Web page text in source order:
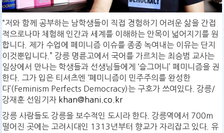
“저와 함께 공부하는 남학생들이 직접 경험하기 어려운 삶을 간접
적으로나마 체험해 인간과 세계를 이해하는 안목이 넓어지기를 원
합니다. 제가 수업에 페미니즘 이슈를 종종 녹여내는 이유는 단지
이것뿐입니다.” 강릉 명륜고에서 국어를 가르치는 최승범 교사는
일상에서 만나는 학생들과 선생님들에게 ‘슬그머니’ 페미니즘을 권
한다. 그가 입은 티셔츠엔 ‘페미니즘이 민주주의를 완성한
다’(Feminism Perfects Democracy)는 구호가 쓰여있다. 강릉/
강재훈 선임기자 khan@hani.co.kr
강릉 사람들도 강릉을 보수적인 도시라 한다. 강릉역에서 700m
떨어진 곳에는 고려시대인 1313년부터 향교가 자리잡고 있다. 유